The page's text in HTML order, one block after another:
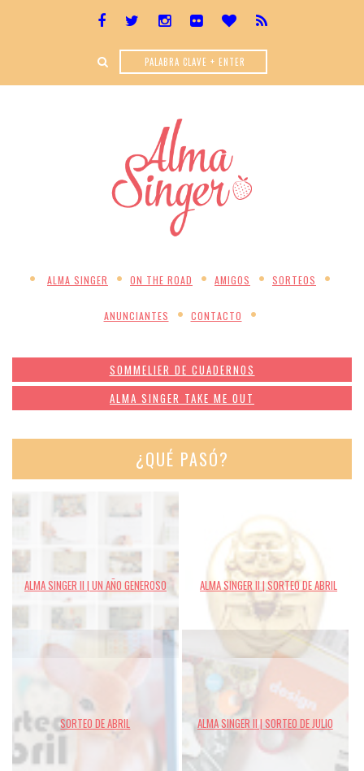
ALMA SINGER ON THE ROAD AMIGOS SORTEOS
ANUNCIANTES CONTACTO
SOMMELIER DE CUADERNOS
ALMA SINGER TAKE ME OUT
¿QUÉ PASÓ?
ALMA SINGER II | UN AÑO GENEROSO ALMA SINGER II | SORTEO DE ABRIL
SORTEO DE ABRIL ALMA SINGER II | SORTEO DE JULIO